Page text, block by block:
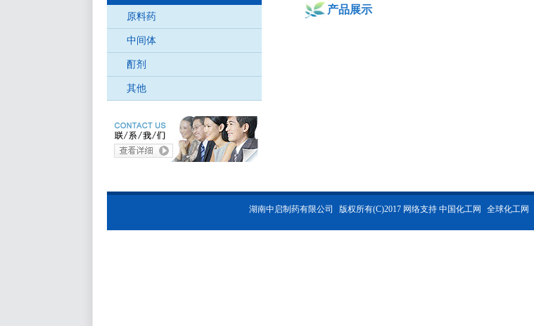
原料药
中间体
酊剂
其他
产品展示
湖南中启制药有限公司 版权所有(C)2017 网络支持 中国化工网 全球化工网